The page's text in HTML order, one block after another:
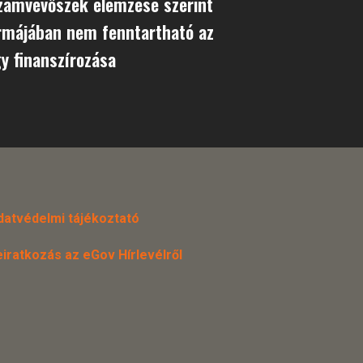
nem fenntartható az
finanszírozása
tájékoztató
az eGov Hírlevélről